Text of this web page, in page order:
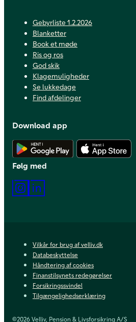
Gebyrliste 1.2.2026
Blanketter
Book et møde
Ris og ros
God skik
Klagemuligheder
Se lukkedage
Find afdelinger
Download app
Hent Android app
Følg med
Instagram
Vilkår for brug af velliv.dk
Databeskyttelse
Håndtering af cookies
Finanstilsynets redegørelser
Forsikringssvindel
Tilgængelighedserklæring
©2026 Velliv, Pension & Livsforsikring A/S